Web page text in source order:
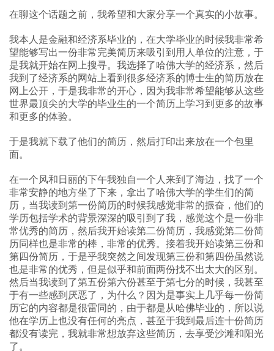
在聊这个话题之前，我希望和大家分享一个真实的小故事。
我本人是金融和经济系毕业的，在大学毕业的时候我非常希
望能够写出一份非常完美简历来吸引到用人单位的注意，于
是我就开始在网上搜寻。我选择了哈佛大学的经济系，然后
我到了经济系的网站上看到很多经济系的博士生的简历放在
网上公开，于是我非常的开心，因为我非常希望能够从这些
世界最顶尖的大学的毕业生的一个简历上学习到更多的故事
和更多的体验。
于是我就下载了他们的简历，然后打印出来放在一个包里
面。
在一个风和日丽的下午我独自一个人来到了海边，找了一个
非常安静的地方坐了下来，拿出了哈佛大学的学生们的简
历，当我读到第一份简历的时候我感觉非常的振奋，他们的
学历包括学术的背景深深的吸引到了我，感觉这个是一份非
常优秀的简历，然后我开始读第二份简历，我感觉第二份简
历同样也是非常的棒，非常的优秀。接着我开始读第三份和
第四份简历，于是乎我突然之间发现第三份和第四份虽然说
也是非常的优秀，但是似乎和前面两份找不出太大的区别。
然后当我读到了第五份第六份甚至于第七分的时候，我甚至
于有一些感到厌恶了，为什么？因为是事实上几乎每一份简
历它的内容都是很雷同的，由于都是从哈佛毕业的，所以说
他在学历上也没有任何的亮点，甚至于我到最后连十份简历
都没有读完，我就非常想放弃这些简历，去享受沙滩和阳光
了。